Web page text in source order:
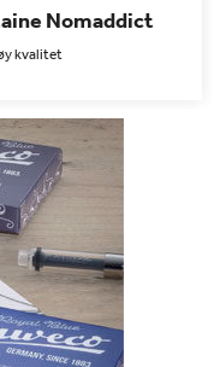
Nomaddict
kvalitet